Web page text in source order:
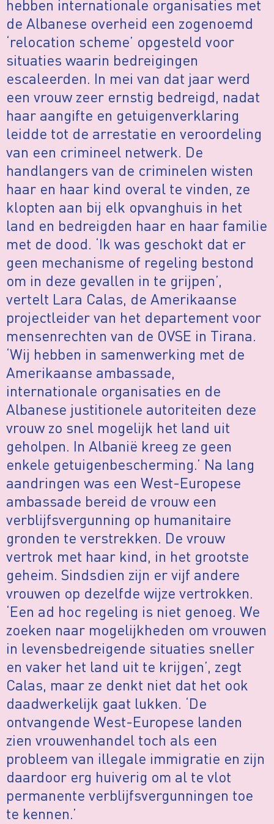
hebben internationale organisaties met
de Albanese overheid een zogenoemd
‘relocation scheme’ opgesteld voor
situaties waarin bedreigingen
escaleerden. In mei van dat jaar werd
een vrouw zeer ernstig bedreigd, nadat
haar aangifte en getuigenverklaring
leidde tot de arrestatie en veroordeling
van een crimineel netwerk. De
handlangers van de criminelen wisten
haar en haar kind overal te vinden, ze
klopten aan bij elk opvanghuis in het
land en bedreigden haar en haar familie
met de dood. ‘Ik was geschokt dat er
geen mechanisme of regeling bestond
om in deze gevallen in te grijpen’,
vertelt Lara Calas, de Amerikaanse
projectleider van het departement voor
mensenrechten van de OVSE in Tirana.
‘Wij hebben in samenwerking met de
Amerikaanse ambassade,
internationale organisaties en de
Albanese justitionele autoriteiten deze
vrouw zo snel mogelijk het land uit
geholpen. In Albanië kreeg ze geen
enkele getuigenbescherming.’ Na lang
aandringen was een West-Europese
ambassade bereid de vrouw een
verblijfsvergunning op humanitaire
gronden te verstrekken. De vrouw
vertrok met haar kind, in het grootste
geheim. Sindsdien zijn er vijf andere
vrouwen op dezelfde wijze vertrokken.
‘Een ad hoc regeling is niet genoeg. We
zoeken naar mogelijkheden om vrouwen
in levensbedreigende situaties sneller
en vaker het land uit te krijgen’, zegt
Calas, maar ze denkt niet dat het ook
daadwerkelijk gaat lukken. ‘De
ontvangende West-Europese landen
zien vrouwenhandel toch als een
probleem van illegale immigratie en zijn
daardoor erg huiverig om al te vlot
permanente verblijfsvergunningen toe
te kennen.’